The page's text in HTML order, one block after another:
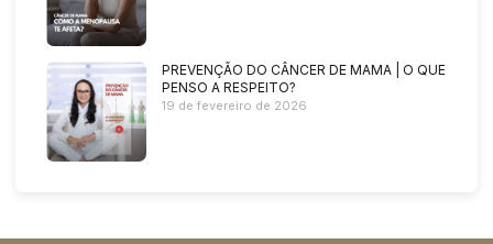
PREVENÇÃO DO CÂNCER DE MAMA | O QUE
PENSO A RESPEITO?
19 de fevereiro de 2026